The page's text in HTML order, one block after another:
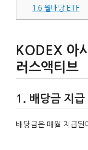
1.6 월배당 ETF
KODEX 아
러스액티브
배당금 지급
배당금은 매월 지급된